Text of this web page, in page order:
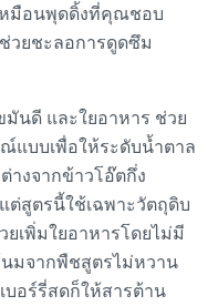
หมือนพุดดิ้งที่คุณชอบ
วยชะลอการดูดซึม
นดี และใยอาหาร ช่วย
แบบเพื่อให้ระดับน้ำตาล
างจากข้าวโอ๊ตกึ่ง
ต่สูตรนี้ใช้เฉพาะวัตถุดิบ
เพิ่มใยอาหารโดยไม่มี
นมจากพืชสูตรไม่หวาน
อร์รี่สดก็ให้สารต้าน